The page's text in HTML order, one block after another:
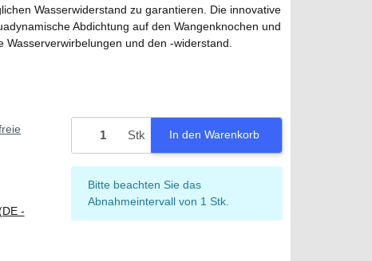
Wasserwiderstand zu garantieren. Die innovative
Abdichtung auf den Wangenknochen und
und den -widerstand.
-
Stk In den Warenkorb
x
Bitte beachten Sie das
Abnahmeintervall von 1 Stk.